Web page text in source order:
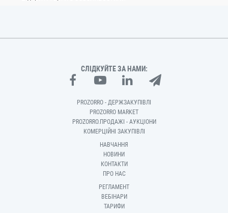
СЛІДКУЙТЕ ЗА НАМИ:
PROZORRO - ДЕРЖЗАКУПІВЛІ
PROZORRO MARKET
PROZORRO.ПРОДАЖІ - АУКЦІОНИ
КОМЕРЦІЙНІ ЗАКУПІВЛІ
НАВЧАННЯ
НОВИНИ
КОНТАКТИ
ПРО НАС
РЕГЛАМЕНТ
ВЕБІНАРИ
ТАРИФИ